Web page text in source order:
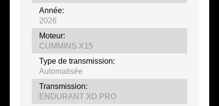
Année:
2026
Moteur:
CUMMINS X15
Type de transmission:
Automatisée
Transmission:
ENDURANT XD PRO